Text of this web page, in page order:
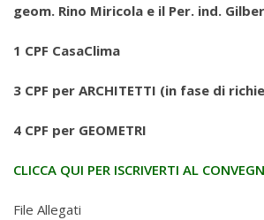
geom. Rino Miricola e il Per. ind.
1 CPF CasaClima
3 CPF per ARCHITETTI (in fase di
4 CPF per GEOMETRI
CLICCA QUI PER ISCRIVERTI AL
File Allegati